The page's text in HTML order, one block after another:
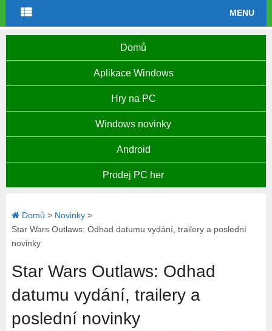
MENU
Domů
Aplikace Windows
Hry na PC
Windows novinky
Android
Prodej PC her
Domů > Novinky>
Star Wars Outlaws: Odhad datumu vydání, trailery a poslední
novinky
Star Wars Outlaws: Odhad
datumu vydání, trailery a
poslední novinky